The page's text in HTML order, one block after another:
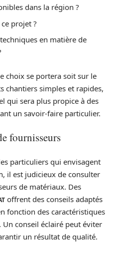
dans la région ?
projet ?
en matière de
choix se portera soit sur le
chantiers simples et rapides,
qui sera plus propice à des
un savoir-faire particulier.
fournisseurs
particuliers qui envisagent
il est judicieux de consulter
de matériaux. Des
offrent des conseils adaptés
fonction des caractéristiques
conseil éclairé peut éviter
un résultat de qualité.